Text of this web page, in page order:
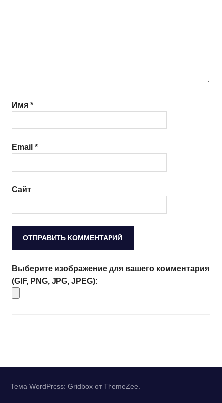
Имя *
Email *
Сайт
Выберите изображение для вашего комментария
(GIF, PNG, JPG, JPEG):
Тема WordPress: Gridbox от ThemeZee.